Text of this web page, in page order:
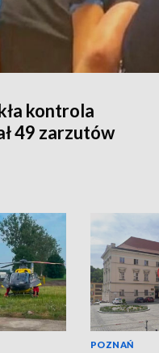
kontrola
49 zarzutów
POZNAŃ